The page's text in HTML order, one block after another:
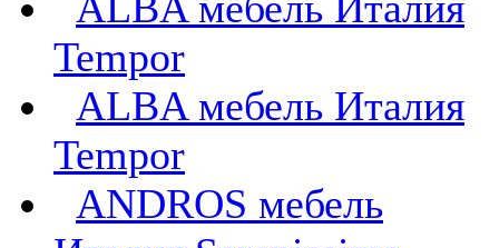
Tempor
ALBA мебель Италия
Tempor
ANDROS мебель